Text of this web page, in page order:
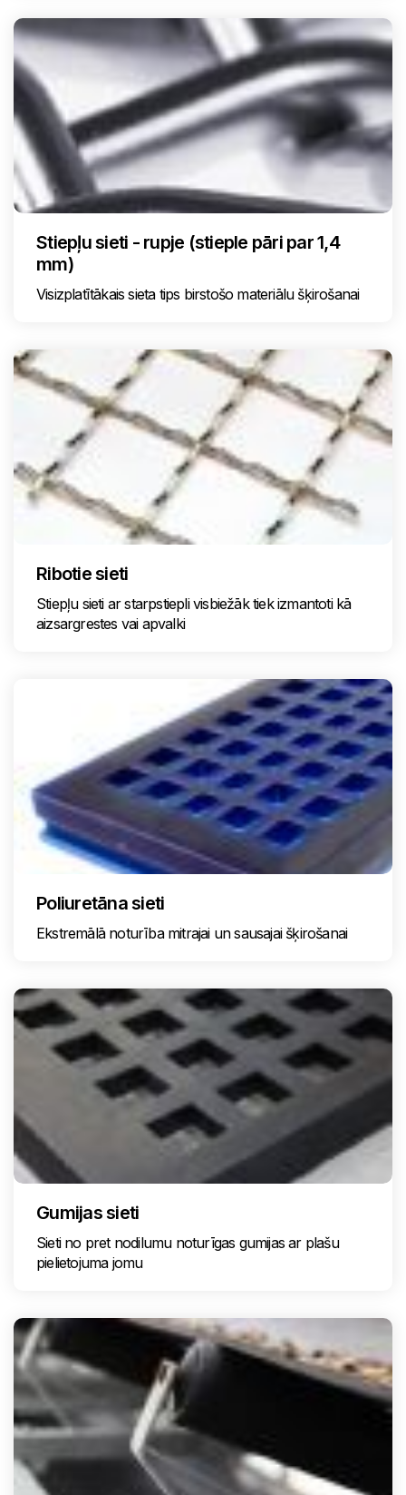
Stiepļu sieti - rupje (stieple pāri par 1,4
mm)
Visizplatītākais sieta tips birstošo materiālu šķirošanai
Ribotie sieti
Stiepļu sieti ar starpstiepli visbiežāk tiek izmantoti kā
aizsargrestes vai apvalki
Poliuretāna sieti
Ekstremālā noturība mitrajai un sausajai šķirošanai
Gumijas sieti
Sieti no pret nodilumu noturīgas gumijas ar plašu
pielietojuma jomu